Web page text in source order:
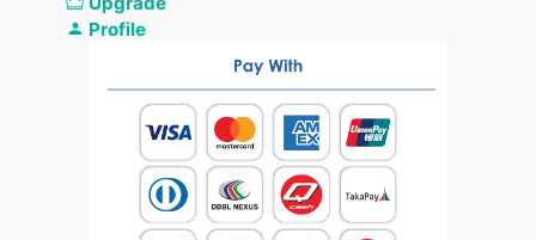
Profile